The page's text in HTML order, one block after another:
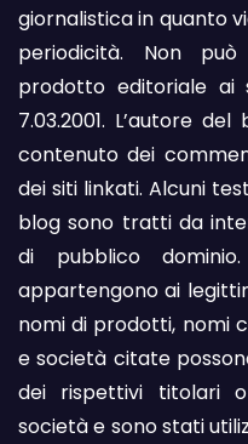
giornalistica in quanto
periodicità. Non
prodotto editoriale ai
7.03.2001. L’autore
contenuto dei
dei siti linkati. Alcuni
blog sono tratti da
di pubblico
appartengono ai
nomi di prodotti, nomi
e società citate
dei rispettivi titolari
società e sono stati